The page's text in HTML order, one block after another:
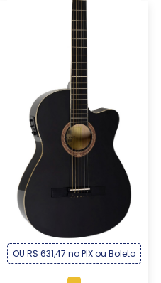
Violão Michael Clássico
Semiflat Elétr...
OU R$ 631,47 no PIX ou Boleto